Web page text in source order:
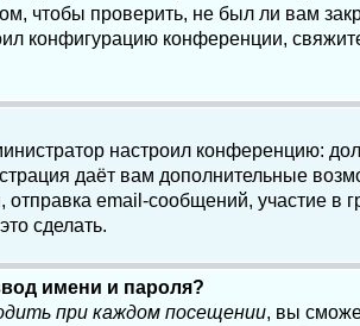
чтобы проверить, не был ли вам
конфигурацию конференции,
настроил конференцию:
даёт вам дополнительные
email-сообщений, участие в
сделать.
имени и пароля?
при каждом посещении, вы